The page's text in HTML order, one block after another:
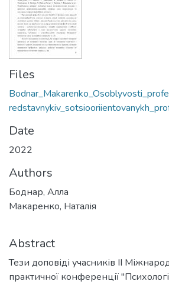
Files
Date
2022
Authors
Боднар, Алла
Макаренко, Наталія
Abstract
Тези доповіді учасників ІІ
практичної конференції